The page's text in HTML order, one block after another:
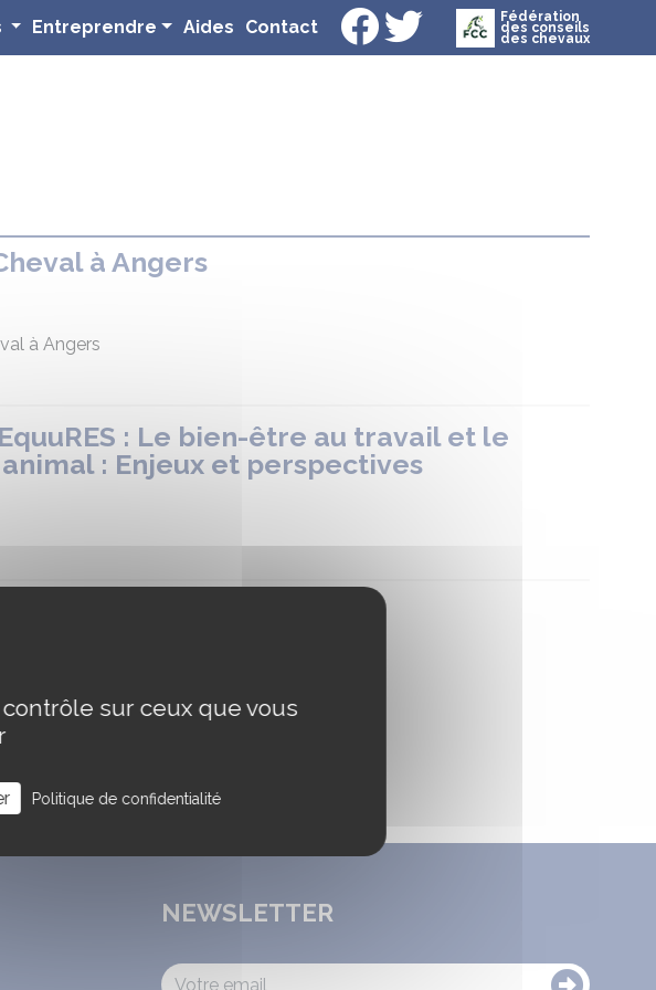
Entreprendre Aides (current)
Contact(current) Fédération
des conseils
des chevaux
à Angers
à Angers
: Le bien-être au travail et le
: Enjeux et perspectives
NEWSLETTER
sur ceux que vous
Politique de confidentialité